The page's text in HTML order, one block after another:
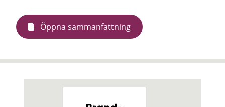
Öppna sammanfattning